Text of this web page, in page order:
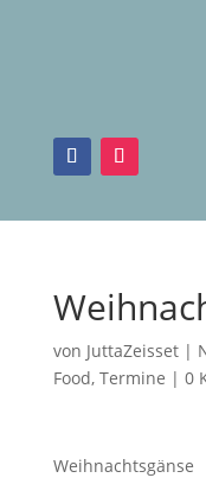
von JuttaZeisset|
Food, Termine | 0
Weihnachtsgänse